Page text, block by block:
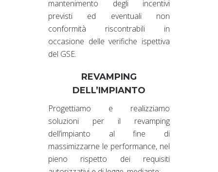
mantenimento degli incentivi
previsti ed eventuali non
conformità riscontrabili in
occasione delle verifiche ispettiva
del GSE.
REVAMPING
DELL’IMPIANTO
Progettiamo e realizziamo
soluzioni per il revamping
dell’impianto al fine di
massimizzarne le performance, nel
pieno rispetto dei requisiti